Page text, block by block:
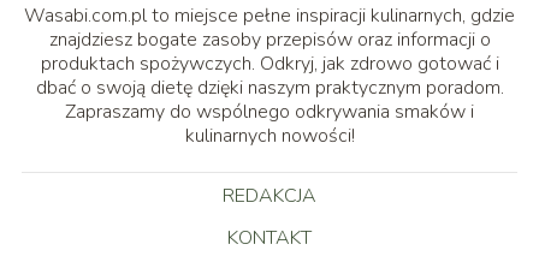
Wasabi.com.pl to miejsce pełne inspiracji kulinarnych, gdzie
znajdziesz bogate zasoby przepisów oraz informacji o
produktach spożywczych. Odkryj, jak zdrowo gotować i
dbać o swoją dietę dzięki naszym praktycznym poradom.
Zapraszamy do wspólnego odkrywania smaków i
kulinarnych nowości!
REDAKCJA
KONTAKT